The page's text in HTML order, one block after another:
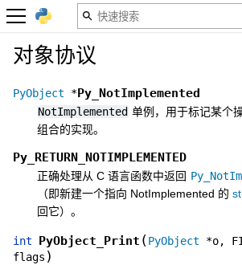
对象协议
PyObject *Py_NotImplemented
NotImplemented 单例，用于标记某个
组合的实现。
Py_RETURN_NOTIMPLEMENTED
正确处理从 C 语言函数中返回
（即新建一个指向 NotImplemented 的
回它）。
int PyObject_Print (PyObject *o,
flags )